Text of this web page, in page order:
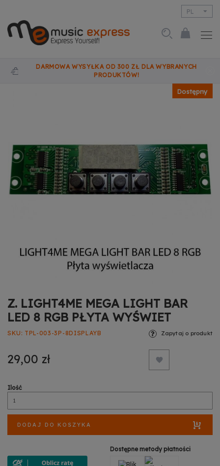
PL
DARMOWA WYSYŁKA OD 300 ZŁ DLA WYBRANYCH
PRODUKTÓW!
Dostępny
Z. LIGHT4ME MEGA LIGHT BAR
LED 8 RGB PŁYTA WYŚWIET
SKU TPL-003-3P-8DISPLAYB
29,00 zł
Zapytaj o produkt
Ilość
DODAJ DO KOSZYKA
Dostępne metody płatności